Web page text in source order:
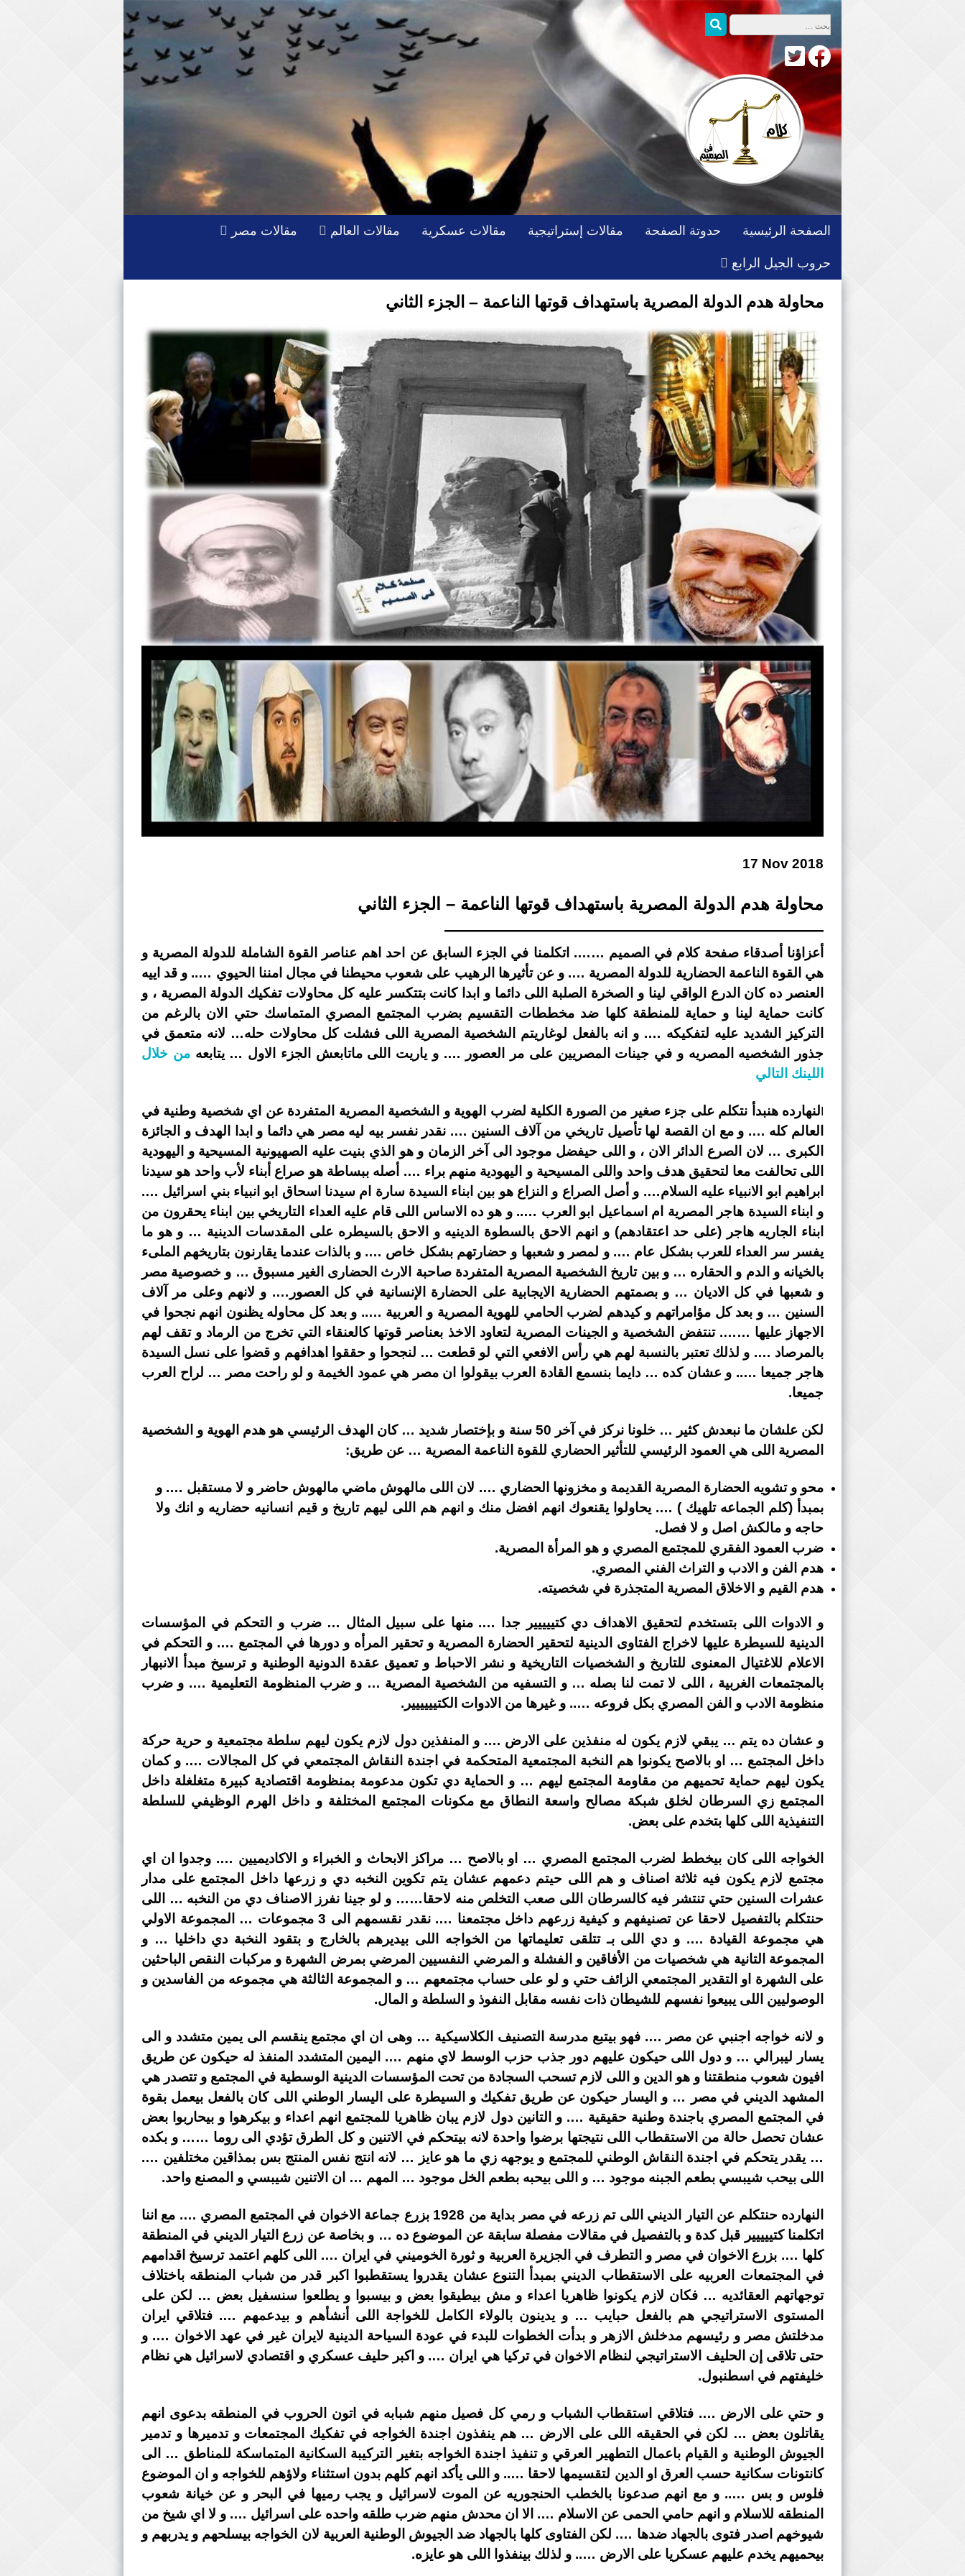
التجاوز
إلى
البحث عن:
بحث
الصفحة الرئيسية حدوتة الصفحة مقالات إستراتيجية مقالات عسكرية مقالات العالم مقالات مصر
حروب الجيل الرابع
محاولة هدم الدولة المصرية باستهداف قوتها الناعمة – الجزء الثاني
17 Nov 2018
محاولة هدم الدولة المصرية باستهداف قوتها الناعمة – الجزء الثاني
——————————————————————
أعزاؤنا أصدقاء صفحة كلام في الصميم ……. اتكلمنا في الجزء السابق عن احد اهم عناصر القوة الشاملة للدولة المصرية و
هي القوة الناعمة الحضارية للدولة المصرية …. و عن تأثيرها الرهيب على شعوب محيطنا في مجال امننا الحيوي ….. و قد اييه
العنصر ده كان الدرع الواقي لينا و الصخرة الصلبة اللى دائما و ابدا كانت بتتكسر عليه كل محاولات تفكيك الدولة المصرية ، و
كانت حماية لينا و حماية للمنطقة كلها ضد مخططات التقسيم بضرب المجتمع المصري المتماسك حتي الان بالرغم من
التركيز الشديد عليه لتفكيكه …. و انه بالفعل لوغاريتم الشخصية المصرية اللى فشلت كل محاولات حله… لانه متعمق في
جذور الشخصيه المصريه و في جينات المصريين على مر العصور …. و ياريت اللى ماتابعش الجزء الاول … يتابعهمن خلال
اللينك التالي
لنهارده هنبدأ نتكلم على جزء صغير من الصورة الكلية لضرب الهوية و الشخصية المصرية المتفردة عن اي شخصية وطنية في
العالم كله …. و مع ان القصة لها تأصيل تاريخي من آلاف السنين …. نقدر نفسر بيه ليه مصر هي دائما و ابدا الهدف و الجائزة
الكبرى … لان الصرع الدائر الان ، و اللى حيفضل موجود الى آخر الزمان و هو الذي بنيت عليه الصهيونية المسيحية و اليهودية
اللى تحالفت معا لتحقيق هدف واحد واللى المسيحية و اليهودية منهم براء …. أصله ببساطة هو صراع أبناء لأب واحد هو سيدنا
ابراهيم ابو الانبياء عليه السلام…. و أصل الصراع و النزاع هو بين ابناء السيدة سارة ام سيدنا اسحاق ابو انبياء بني اسرائيل ….
و ابناء السيدة هاجر المصرية ام اسماعيل ابو العرب ….. و هو ده الاساس اللى قام عليه العداء التاريخي بين ابناء يحقرون من
ابناء الجاريه هاجر (على حد اعتقادهم) و انهم الاحق بالسطوة الدينيه و الاحق بالسيطره على المقدسات الدينية … و هو ما
يفسر سر العداء للعرب بشكل عام …. و لمصر و شعبها و حضارتهم بشكل خاص …. و بالذات عندما يقارنون بتاريخهم الملىء
بالخيانه و الدم و الحقاره … و بين تاريخ الشخصية المصرية المتفردة صاحبة الارث الحضارى الغير مسبوق … و خصوصية مصر
و شعبها في كل الاديان … و بصمتهم الحضارية الايجابية على الحضارة الإنسانية في كل العصور…. و لانهم وعلى مر آلاف
السنين … و بعد كل مؤامراتهم و كيدهم لضرب الحامي للهوية المصرية و العربية ….. و بعد كل محاوله يظنون انهم نجحوا في
الاجهاز عليها ……. تنتفض الشخصية و الجينات المصرية لتعاود الاخذ بعناصر قوتها كالعنقاء التي تخرج من الرماد و تقف لهم
بالمرصاد …. و لذلك تعتبر بالنسبة لهم هي رأس الافعي التي لو قطعت … لنجحوا و حققوا اهدافهم و قضوا على نسل السيدة
هاجر جميعا ….. و عشان كده … دايما بنسمع القادة العرب بيقولوا ان مصر هي عمود الخيمة و لو راحت مصر … لراح العرب
جميعا.
لكن علشان ما نبعدش كثير … خلونا نركز في آخر 50 سنة و بإختصار شديد … كان الهدف الرئيسي هو هدم الهوية و الشخصية
المصرية اللى هي العمود الرئيسي للتأثير الحضاري للقوة الناعمة المصرية … عن طريق:
محو و تشويه الحضارة المصرية القديمة و مخزونها الحضاري …. لان اللى مالهوش ماضي مالهوش حاضر و لا مستقبل …. و
بمبدأ (كلم الجماعه تلهيك ) …. يحاولوا يقنعوك انهم افضل منك و انهم هم اللى ليهم تاريخ و قيم انسانيه حضاريه و انك ولا
حاجه و مالكش اصل و لا فصل.
ضرب العمود الفقري للمجتمع المصري و هو المرأة المصرية.
هدم الفن و الادب و التراث الفني المصري.
هدم القيم و الاخلاق المصرية المتجذرة في شخصيته.
و الادوات اللى بتستخدم لتحقيق الاهداف دي كتييييير جدا …. منها على سبيل المثال … ضرب و التحكم في المؤسسات
الدينية للسيطرة عليها لاخراج الفتاوى الدينية لتحقير الحضارة المصرية و تحقير المرأه و دورها في المجتمع …. و التحكم في
الاعلام للاغتيال المعنوى للتاريخ و الشخصيات التاريخية و نشر الاحباط و تعميق عقدة الدونية الوطنية و ترسيخ مبدأ الانبهار
بالمجتمعات الغربية ، اللى لا تمت لنا بصله … و التسفيه من الشخصية المصرية … و ضرب المنظومة التعليمية …. و ضرب
منظومة الادب و الفن المصري بكل فروعه ….. و غيرها من الادوات الكتيييييير.
و عشان ده يتم … يبقي لازم يكون له منفذين على الارض …. و المنفذين دول لازم يكون ليهم سلطة مجتمعية و حرية حركة
داخل المجتمع … او بالاصح يكونوا هم النخبة المجتمعية المتحكمة في اجندة النقاش المجتمعي في كل المجالات …. و كمان
يكون ليهم حماية تحميهم من مقاومة المجتمع ليهم … و الحماية دي تكون مدعومة بمنظومة اقتصادية كبيرة متغلغلة داخل
المجتمع زي السرطان لخلق شبكة مصالح واسعة النطاق مع مكونات المجتمع المختلفة و داخل الهرم الوظيفي للسلطة
التنفيذية اللى كلها بتخدم على بعض.
الخواجه اللى كان بيخطط لضرب المجتمع المصري … او بالاصح … مراكز الابحاث و الخبراء و الاكاديميين …. وجدوا ان اي
مجتمع لازم يكون فيه ثلاثة اصناف و هم اللى حيتم دعمهم عشان يتم تكوين النخبه دي و زرعها داخل المجتمع على مدار
عشرات السنين حتي تنتشر فيه كالسرطان اللى صعب التخلص منه لاحقا…… و لو جينا نفرز الاصناف دي من النخبه … اللى
حنتكلم بالتفصيل لاحقا عن تصنيفهم و كيفية زرعهم داخل مجتمعنا …. نقدر نقسمهم الى 3 مجموعات … المجموعة الاولي
هي مجموعة القيادة …. و دي اللى بـ تتلقى تعليماتها من الخواجه اللى بيديرهم بالخارج و بتقود النخبة دي داخليا … و
المجموعة التانية هي شخصيات من الأفاقين و الفشلة و المرضي النفسيين المرضي بمرض الشهرة و مركبات النقص الباحثين
على الشهرة او التقدير المجتمعي الزائف حتي و لو على حساب مجتمعهم … و المجموعة الثالثة هي مجموعه من الفاسدين و
الوصوليين اللى يبيعوا نفسهم للشيطان ذات نفسه مقابل النفوذ و السلطة و المال.
و لانه خواجه اجنبي عن مصر …. فهو بيتبع مدرسة التصنيف الكلاسيكية … وهى ان اي مجتمع ينقسم الى يمين متشدد و الى
يسار ليبرالي … و دول اللى حيكون عليهم دور جذب حزب الوسط لاي منهم …. اليمين المتشدد المنفذ له حيكون عن طريق
افيون شعوب منطقتنا و هو الدين و اللى لازم تسحب السجادة من تحت المؤسسات الدينية الوسطية في المجتمع و تتصدر هي
المشهد الديني في مصر … و اليسار حيكون عن طريق تفكيك و السيطرة على اليسار الوطني اللى كان بالفعل بيعمل بقوة
في المجتمع المصري باجندة وطنية حقيقية …. و التانين دول لازم يبان ظاهريا للمجتمع انهم اعداء و بيكرهوا و بيحاربوا بعض
عشان تحصل حالة من الاستقطاب اللى نتيجتها برضوا واحدة لانه بيتحكم في الاتنين و كل الطرق تؤدي الى روما …… و بكده
… يقدر يتحكم في اجندة النقاش الوطني للمجتمع و يوجهه زي ما هو عايز … لانه انتج نفس المنتج بس بمذاقين مختلفين ….
اللى بيحب شيبسي بطعم الجبنه موجود … و اللى بيحبه بطعم الخل موجود … المهم … ان الاتنين شيبسي و المصنع واحد.
النهارده حنتكلم عن التيار الديني اللى تم زرعه في مصر بداية من 1928 بزرع جماعة الاخوان في المجتمع المصري …. مع اننا
اتكلمنا كتييييير قبل كدة و بالتفصيل في مقالات مفصلة سابقة عن الموضوع ده … و بخاصة عن زرع التيار الديني في المنطقة
كلها …. بزرع الاخوان في مصر و التطرف في الجزيرة العربية و ثورة الخوميني في ايران …. اللى كلهم اعتمد ترسيخ اقدامهم
في المجتمعات العربيه على الاستقطاب الديني بمبدأ التنوع عشان يقدروا يستقطبوا اكبر قدر من شباب المنطقه باختلاف
توجهاتهم العقائديه … فكان لازم يكونوا ظاهريا اعداء و مش بيطيقوا بعض و بيسبوا و يطلعوا سنسفيل بعض … لكن على
المستوى الاستراتيجي هم بالفعل حبايب … و يدينون بالولاء الكامل للخواجة اللى أنشأهم و بيدعمهم …. فتلاقي ايران
مدخلتش مصر و رئيسهم مدخلش الازهر و بدأت الخطوات للبدء في عودة السياحة الدينية لايران غير في عهد الاخوان …. و
حتى تلاقى إن الحليف الاستراتيجي لنظام الاخوان في تركيا هي ايران …. و اكبر حليف عسكري و اقتصادي لاسرائيل هي نظام
خليفتهم في اسطنبول.
و حتي على الارض …. فتلاقي استقطاب الشباب و رمي كل فصيل منهم شبابه في اتون الحروب في المنطقه بدعوى انهم
يقاتلون بعض … لكن في الحقيقه اللى على الارض … هم ينفذون اجندة الخواجه في تفكيك المجتمعات و تدميرها و تدمير
الجيوش الوطنية و القيام باعمال التطهير العرقي و تنفيذ اجندة الخواجه بتغير التركيبة السكانية المتماسكة للمناطق … الى
كانتونات سكانية حسب العرق او الدين لتقسيمها لاحقا ….. و اللى يأكد انهم كلهم بدون استثناء ولاؤهم للخواجه و ان الموضوع
فلوس و بس ….. و مع انهم صدعونا بالخطب الحنجوريه عن الموت لاسرائيل و يجب رميها في البحر و عن خيانة شعوب
المنطقه للاسلام و انهم حامي الحمى عن الاسلام …. الا ان محدش منهم ضرب طلقه واحده على اسرائيل …. و لا اي شيخ من
شيوخهم اصدر فتوى بالجهاد ضدها …. لكن الفتاوى كلها بالجهاد ضد الجيوش الوطنية العربية لان الخواجه بيسلحهم و يدربهم و
بيحميهم يخدم عليهم عسكريا على الارض ….. و لذلك بينفذوا اللى هو عايزه.